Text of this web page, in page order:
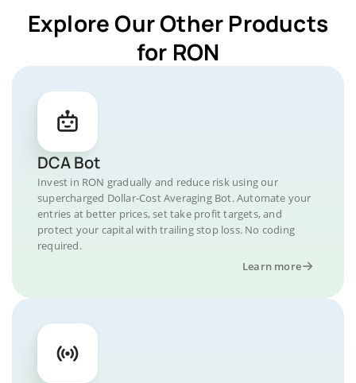
Explore Our Other Products
for RON
DCA Bot
Invest in RON gradually and reduce risk using our
supercharged Dollar-Cost Averaging Bot. Automate your
entries at better prices, set take profit targets, and
protect your capital with trailing stop loss. No coding
required.
Learn more